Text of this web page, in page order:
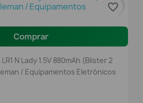
Comprar
N Lady 1.5V 880mAh (Blister 2
/ Equipamentos Eletrónicos
favorite_border